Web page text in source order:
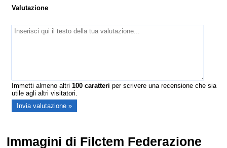
Valutazione
Immetti almeno altri100 caratteri per scrivere una recensione che sia
utile agli altri visitatori.
Immagini di Filctem Federazione